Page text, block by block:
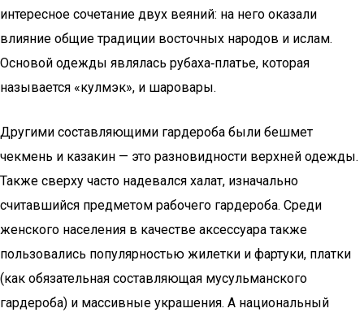
интересное сочетание двух веяний: на него оказали
влияние общие традиции восточных народов и ислам.
Основой одежды являлась рубаха‑платье, которая
называется «кулмэк», и шаровары.
Другими составляющими гардероба были бешмет
чекмень и казакин — это разновидности верхней одежды.
Также сверху часто надевался халат, изначально
считавшийся предметом рабочего гардероба. Среди
женского населения в качестве аксессуара также
пользовались популярностью жилетки и фартуки, платки
(как обязательная составляющая мусульманского
гардероба) и массивные украшения. А национальный